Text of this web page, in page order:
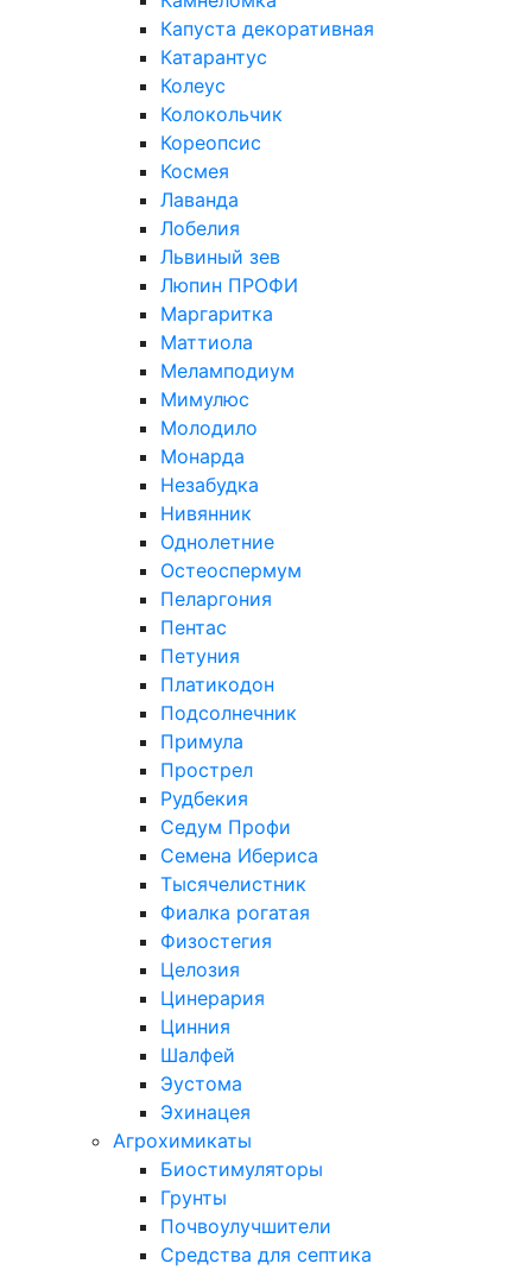
Капуста декоративная
Катарантус
Колеус
Колокольчик
Кореопсис
Космея
Лаванда
Лобелия
Львиный зев
Люпин ПРОФИ
Маргаритка
Маттиола
Меламподиум
Мимулюс
Молодило
Монарда
Незабудка
Нивянник
Однолетние
Остеоспермум
Пеларгония
Пентас
Петуния
Платикодон
Подсолнечник
Примула
Прострел
Рудбекия
Седум Профи
Семена Ибериса
Тысячелистник
Фиалка рогатая
Физостегия
Целозия
Цинерария
Цинния
Шалфей
Эустома
Эхинацея
Агрохимикаты
Биостимуляторы
Грунты
Почвоулучшители
Средства для септика